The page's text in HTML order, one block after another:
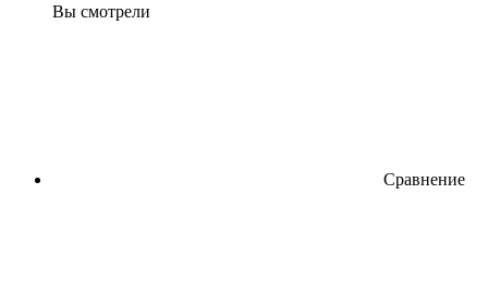
Вы смотрели
Сравнение